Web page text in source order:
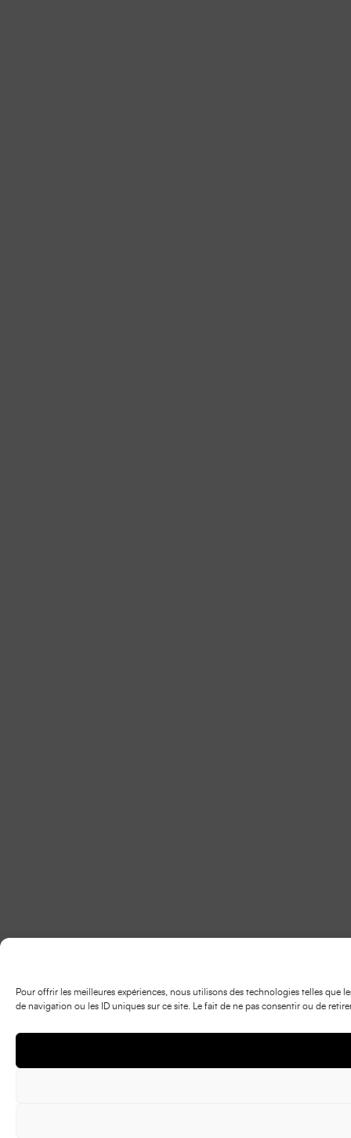
Pour offrir les meilleures expériences, nous utilisons des technologies telles
de navigation ou les ID uniques sur ce site. Le fait de ne pas consentir ou de